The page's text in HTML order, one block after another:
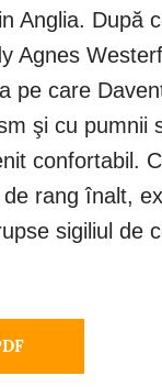
Anglia. După
Agnes
pe care
şi cu
confortabil.
rang înalt,
sigiliul de